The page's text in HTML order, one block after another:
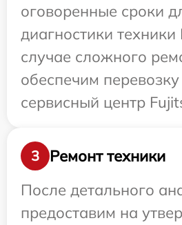
оговоренные сроки
диагностики
случае сложного
обеспечим
сервисный центр
3
Ремонт техники
После детального
предоставим на